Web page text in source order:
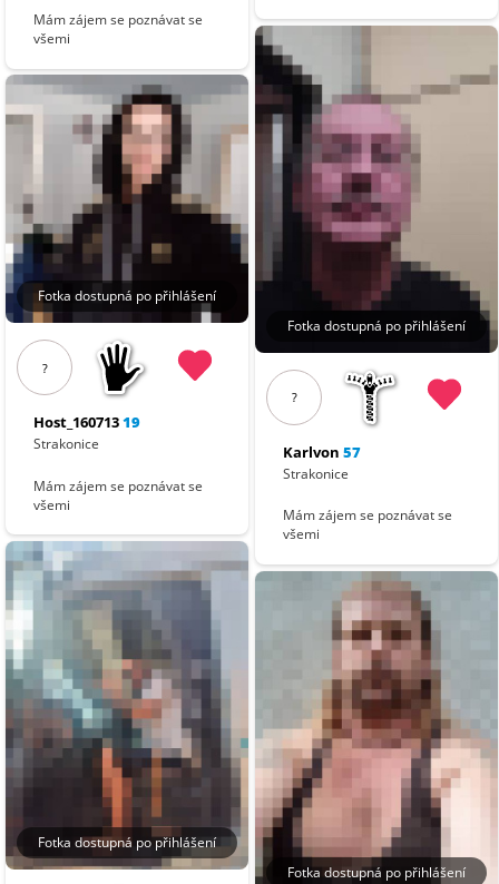
Mám zájem se poznávat se
všemi
Fotka dostupná po přihlášení
?
Host_16071319
Strakonice
Mám zájem se poznávat se
všemi
Fotka dostupná po přihlášení
Fotka dostupná po přihlášení
?
Karlvon 57
Strakonice
Mám zájem se poznávat se
všemi
Fotka dostupná po přihlášení